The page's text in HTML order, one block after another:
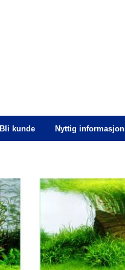
Bli kunde Nyttig informasjon